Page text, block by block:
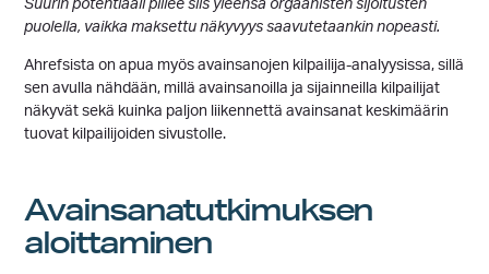
Suurin potentiaali piilee siis yleensä orgaanisten sijoitusten
puolella, vaikka maksettu näkyvyys saavutetaankin nopeasti.
Ahrefsista on apua myös avainsanojen kilpailija-analyysissa, sillä
sen avulla nähdään, millä avainsanoilla ja sijainneilla kilpailijat
näkyvät sekä kuinka paljon liikennettä avainsanat keskimäärin
tuovat kilpailijoiden sivustolle.
Avainsanatutkimuksen
aloittaminen